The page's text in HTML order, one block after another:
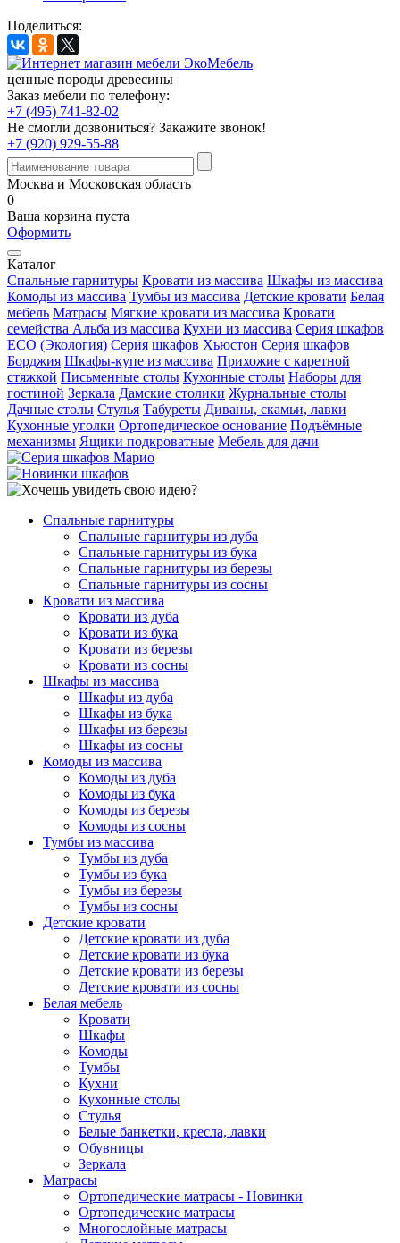
Поделиться:
ценные породы древесины
Заказ мебели по телефону:
+7 (495) 741-82-02
Не смогли дозвониться? Закажите звонок!
+7 (920) 929-55-88
Москва и Московская область
0
Ваша корзина пуста
Оформить
Каталог
Спальные гарнитуры Кровати из массива Шкафы из массива
Комоды из массива Тумбы из массива Детские кровати Белая
мебель Матрасы Мягкие кровати из массива Кровати
семейства Альба из массива Кухни из массива Серия шкафов
ECO (Экология) Серия шкафов Хьюстон Серия шкафов
Борджия Шкафы-купе из массива Прихожие с каретной
стяжкой Письменные столы Кухонные столы Наборы для
гостиной Зеркала Дамские столики Журнальные столы
Дачные столы Стулья Табуреты Диваны, скамьи, лавки
Кухонные уголки Ортопедическое основание Подъёмные
механизмы Ящики подкроватные Мебель для дачи
Спальные гарнитуры
Спальные гарнитуры из дуба
Спальные гарнитуры из бука
Спальные гарнитуры из березы
Спальные гарнитуры из сосны
Кровати из массива
Кровати из дуба
Кровати из бука
Кровати из березы
Кровати из сосны
Шкафы из массива
Шкафы из дуба
Шкафы из бука
Шкафы из березы
Шкафы из сосны
Комоды из массива
Комоды из дуба
Комоды из бука
Комоды из березы
Комоды из сосны
Тумбы из массива
Тумбы из дуба
Тумбы из бука
Тумбы из березы
Тумбы из сосны
Детские кровати
Детские кровати из дуба
Детские кровати из бука
Детские кровати из березы
Детские кровати из сосны
Белая мебель
Кровати
Шкафы
Комоды
Тумбы
Кухни
Кухонные столы
Стулья
Белые банкетки, кресла, лавки
Обувницы
Зеркала
Матрасы
Ортопедические матрасы - Новинки
Ортопедические матрасы
Многослойные матрасы